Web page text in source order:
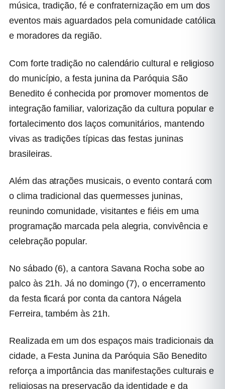
música, tradição, fé e confraternização em um dos
eventos mais aguardados pela comunidade católica
e moradores da região.
Com forte tradição no calendário cultural e religioso
do município, a festa junina da Paróquia São
Benedito é conhecida por promover momentos de
integração familiar, valorização da cultura popular e
fortalecimento dos laços comunitários, mantendo
vivas as tradições típicas das festas juninas
brasileiras.
Além das atrações musicais, o evento contará com
o clima tradicional das quermesses juninas,
reunindo comunidade, visitantes e fiéis em uma
programação marcada pela alegria, convivência e
celebração popular.
No sábado (6), a cantora Savana Rocha sobe ao
palco às 21h. Já no domingo (7), o encerramento
da festa ficará por conta da cantora Nágela
Ferreira, também às 21h.
Realizada em um dos espaços mais tradicionais da
cidade, a Festa Junina da Paróquia São Benedito
reforça a importância das manifestações culturais e
religiosas na preservação da identidade e da